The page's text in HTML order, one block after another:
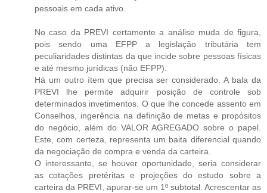
pessoais em cada ativo.
No caso da PREVI certamente a análise muda de figura,
pois sendo uma EFPP a legislação tributária tem
peculiaridades distintas da que incide sobre pessoas físicas
e até mesmo jurídicas (não EFPP).
Há um outro ítem que precisa ser considerado. A bala da
PREVI lhe permite adquirir posição de controle sob
determinados invetimentos. O que lhe concede assento em
Conselhos, ingerência na definição de metas e propósitos
do negócio, além do VALOR AGREGADO sobre o papel.
Este, com certeza, representa um baita diferencial quando
da negociação de compra e venda da carteira.
O interessante, se houver oportunidade, seria considerar
as cotações pretéritas e projeções do estudo sobre a
carteira da PREVI, apurar-se um 1º subtotal. Acrescentar as